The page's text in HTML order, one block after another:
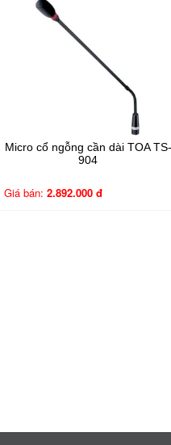
Micro cổ ngỗng cần dài TOA TS-
904
Giá bán: 2.892.000 đ